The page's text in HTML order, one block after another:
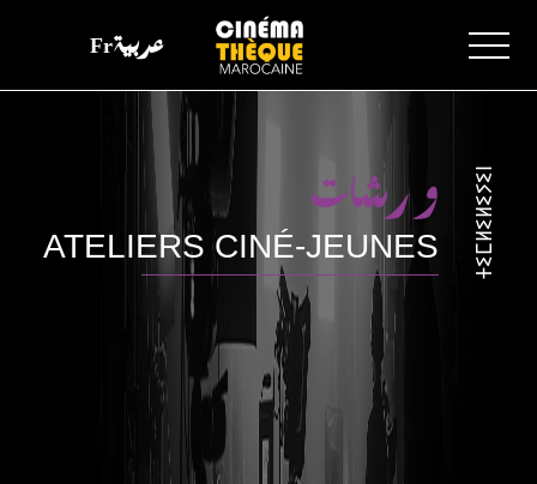
Frعربية
ورشات
ATELIERS CINÉ-JEUNES ⵜⵉⵎⵍⵉⵍⵉⵢⵉⵏ